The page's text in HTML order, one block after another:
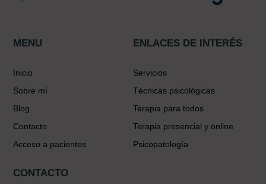
MENU
Inicio
Sobre mí
Blog
Contacto
Acceso a pacientes
ENLACES DE INTERÉS
Servicios
Técnicas psicológicas
Terapia para todos
Terapia presencial y online
Psicopatología
CONTACTO